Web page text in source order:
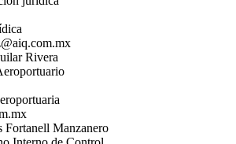
Rivera
Fortanell Manzanero